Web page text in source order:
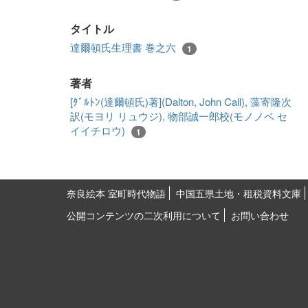
タイトル
達爾頓氏生理書 巻之六 1
著者
[ﾀﾞﾙﾄﾝ(達爾頓氏)著](Dalton, John Call), 藻寄隆次
訳(モヨリ リュウジ), 物部誠一郎校(モノノベ セ
イイチロウ)
1
奈良絵本 室町時代物語 中国五県土地・租税資料文庫
公開コンテンツの二次利用について
お問い合わせ